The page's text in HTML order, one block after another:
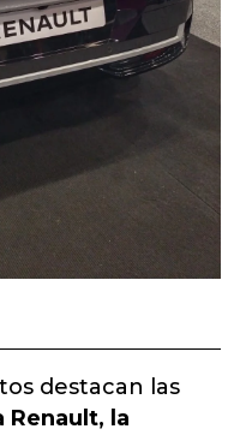
destacan las
Renault, la